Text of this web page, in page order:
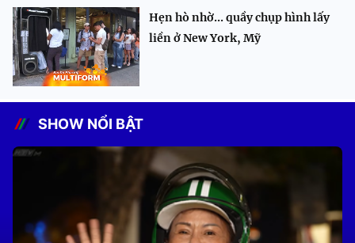
Hẹn hò nhờ... quầy chụp hình lấy
liền ở New York, Mỹ
SHOW NỔI BẬT